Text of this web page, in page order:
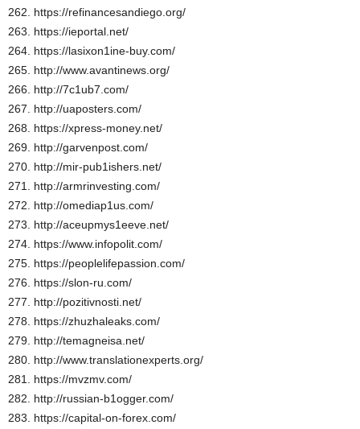
262. https://refinancesandiego.org/
263. https://ieportal.net/
264. https://lasixon1ine-buy.com/
265. http://www.avantinews.org/
266. http://7c1ub7.com/
267. http://uaposters.com/
268. https://xpress-money.net/
269. http://garvenpost.com/
270. http://mir-pub1ishers.net/
271. http://armrinvesting.com/
272. http://omediap1us.com/
273. http://aceupmys1eeve.net/
274. https://www.infopolit.com/
275. https://peoplelifepassion.com/
276. https://slon-ru.com/
277. http://pozitivnosti.net/
278. https://zhuzhaleaks.com/
279. http://temagneisa.net/
280. http://www.translationexperts.org/
281. https://mvzmv.com/
282. http://russian-b1ogger.com/
283. https://capital-on-forex.com/